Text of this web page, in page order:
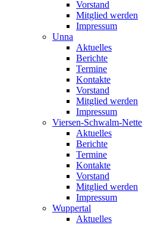
Vorstand
Mitglied werden
Impressum
Unna
Aktuelles
Berichte
Termine
Kontakte
Vorstand
Mitglied werden
Impressum
Viersen-Schwalm-Nette
Aktuelles
Berichte
Termine
Kontakte
Vorstand
Mitglied werden
Impressum
Wuppertal
Aktuelles